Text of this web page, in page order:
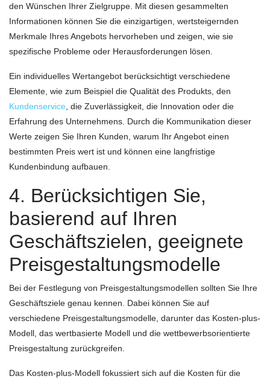
den Wünschen Ihrer Zielgruppe. Mit diesen gesammelten
Informationen können Sie die einzigartigen, wertsteigernden
Merkmale Ihres Angebots hervorheben und zeigen, wie sie
spezifische Probleme oder Herausforderungen lösen.
Ein individuelles Wertangebot berücksichtigt verschiedene
Elemente, wie zum Beispiel die Qualität des Produkts, den
Kundenservice , die Zuverlässigkeit, die Innovation oder die
Erfahrung des Unternehmens. Durch die Kommunikation dieser
Werte zeigen Sie Ihren Kunden, warum Ihr Angebot einen
bestimmten Preis wert ist und können eine langfristige
Kundenbindung aufbauen.
4. Berücksichtigen Sie,
basierend auf Ihren
Geschäftszielen, geeignete
Preisgestaltungsmodelle
Bei der Festlegung von Preisgestaltungsmodellen sollten Sie Ihre
Geschäftsziele genau kennen. Dabei können Sie auf
verschiedene Preisgestaltungsmodelle, darunter das Kosten-plus-
Modell, das wertbasierte Modell und die wettbewerbsorientierte
Preisgestaltung zurückgreifen.
Das Kosten-plus-Modell fokussiert sich auf die Kosten für die